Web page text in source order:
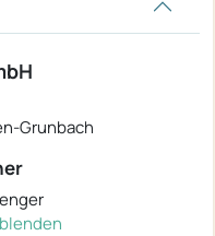
Grunbach